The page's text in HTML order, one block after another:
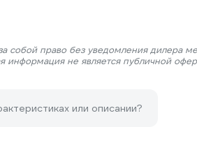
собой право без уведомления дилера
информация не является публичной
или описании?